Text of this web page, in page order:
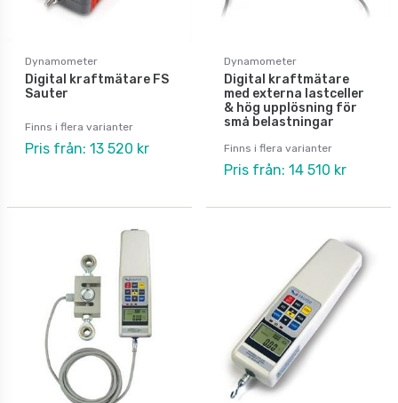
Dynamometer
Digital kraftmätare FS
Sauter
Finns i flera varianter
Pris från: 13 520 kr
Dynamometer
Digital kraftmätare
med externa lastceller
& hög upplösning för
små belastningar
Finns i flera varianter
Pris från: 14 510 kr